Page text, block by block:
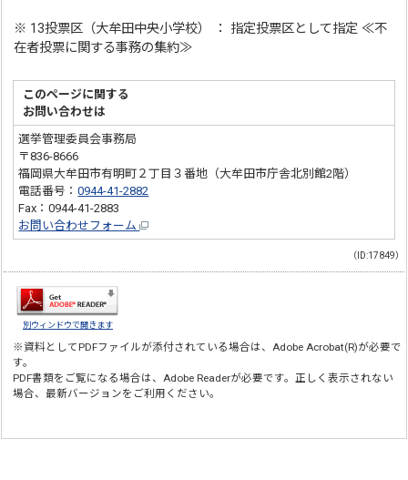
※ 13投票区（大牟田中央小学校） ： 指定投票区として指定 ≪不
在者投票に関する事務の集約≫
このページに関する
お問い合わせは
選挙管理委員会事務局
〒836-8666
福岡県大牟田市有明町２丁目３番地（大牟田市庁舎北別館2階）
電話番号：0944-41-2882
Fax：0944-41-2883
お問い合わせフォーム
（ID:17849）
別ウィンドウで開きます
※資料としてPDFファイルが添付されている場合は、Adobe Acrobat(R)が必要で
す。
PDF書類をご覧になる場合は、Adobe Readerが必要です。正しく表示されない
場合、最新バージョンをご利用ください。